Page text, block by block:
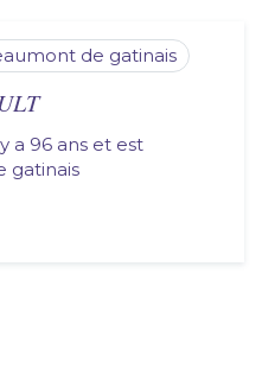
de gatinais
a 96 ans et est
gatinais